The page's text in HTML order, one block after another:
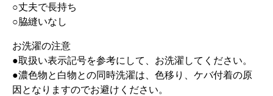
○丈夫で長持ち
○脇縫いなし
お洗濯の注意
●取扱い表示記号を参考にして、お洗濯してください。
●濃色物と白物との同時洗濯は、色移り、ケバ付着の原
因となりますのでお避けください。